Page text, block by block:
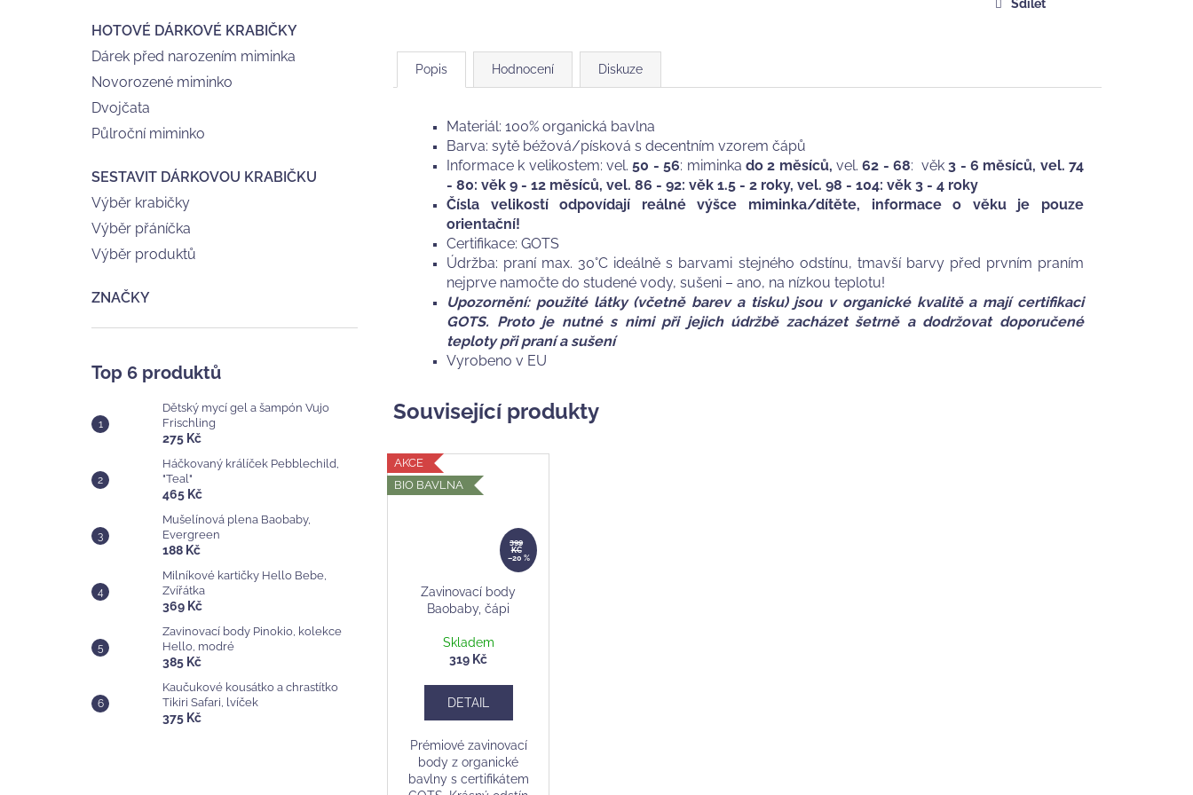
HOTOVÉ DÁRKOVÉ KRABIČKY
Dárek před narozením miminka
Novorozené miminko
Dvojčata
Půlroční miminko
SESTAVIT DÁRKOVOU KRABIČKU
Výběr krabičky
Výběr přáníčka
Výběr produktů
ZNAČKY
Top 6 produktů
Dětský mycí gel a šampón Vujo
Frischling
275 Kč
Háčkovaný králíček Pebblechild,
"Teal"
465 Kč
Mušelínová plena Baobaby,
Evergreen
188 Kč
Milníkové kartičky Hello Bebe,
Zvířátka
369 Kč
Zavinovací body Pinokio, kolekce
Hello, modré
385 Kč
Kaučukové kousátko a chrastítko
Tikiri Safari, lvíček
375 Kč
Sdílet
Popis Hodnocení Diskuze
Materiál: 100% organická bavlna
Barva: sytě béžová/písková s decentním vzorem čápů
Informace k velikostem: vel. 50 - 56: miminka do 2 měsíců, vel.62 - 68: věk3 - 6 měsíců, vel. 74
- 80: věk 9 - 12 měsíců, vel. 86 - 92: věk 1.5 - 2 roky, vel. 98 - 104: věk 3 - 4 roky
Čísla velikostí odpovídají reálné výšce miminka/dítěte, informace o věku je pouze
orientační!
Certifikace: GOTS
Údržba: praní max. 30°C ideálně s barvami stejného odstínu, tmavší barvy před prvním praním
nejprve namočte do studené vody, sušeni – ano, na nízkou teplotu!
Upozornění: použité látky (včetně barev a tisku) jsou v organické kvalitě a mají certifikaci
GOTS. Proto je nutné s nimi při jejich údržbě zacházet šetrně a dodržovat doporučené
teploty při praní a sušení
Vyrobeno v EU
Související produkty
AKCE
BIO BAVLNA
399
KČ
–20 %
Zavinovací body
Baobaby, čápi
Skladem
319 Kč
DETAIL
Prémiové zavinovací
body z organické
bavlny s certifikátem